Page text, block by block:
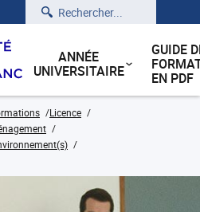
Rechercher
ANNÉE
UNIVERSITAIRE
GUIDE
EN PDF
Licence